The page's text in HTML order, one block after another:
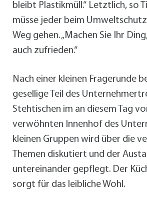
bleibt Plastikmüll.“ Letztlich, so
müsse jeder beim
Weg gehen. „Machen Sie Ihr
auch zufrieden.“
Nach einer kleinen Fragerunde
gesellige Teil des
Stehtischen im an diesem Tag
verwöhnten Innenhof des
kleinen Gruppen wird über die
Themen diskutiert und der
untereinander gepflegt. Der
sorgt für das leibliche Wohl.